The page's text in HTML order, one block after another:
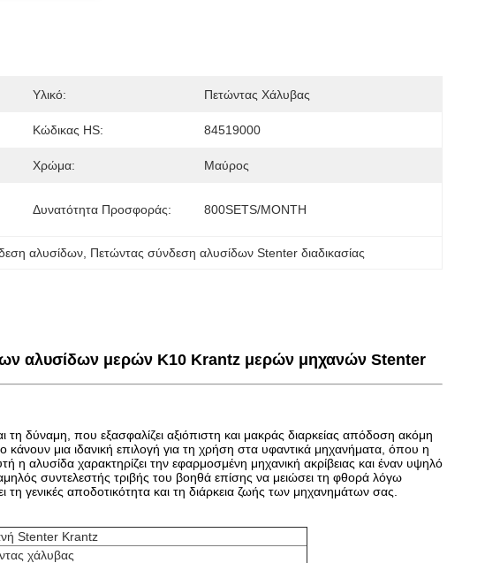
Υλικό: Πετώντας Χάλυβας
Κώδικας HS: 84519000
Χρώμα: Μαύρος
Δυνατότητα Προσφοράς: 800SETS/MONTH
αλυσίδων Πετώντας σύνδεση αλυσίδων Stenter διαδικασίας
αλυσίδων μερών K10 Krantz μερών μηχανών Stenter
τη δύναμη, που εξασφαλίζει αξιόπιστη και μακράς διαρκείας απόδοση ακόμη
κάνουν μια ιδανική επιλογή για τη χρήση στα υφαντικά μηχανήματα, όπου η
η αλυσίδα χαρακτηρίζει την εφαρμοσμένη μηχανική ακρίβειας και έναν υψηλό
συντελεστής τριβής του βοηθά επίσης να μειώσει τη φθορά λόγω
γενικές αποδοτικότητα και τη διάρκεια ζωής των μηχανημάτων σας.
Stenter Krantz
χάλυβας